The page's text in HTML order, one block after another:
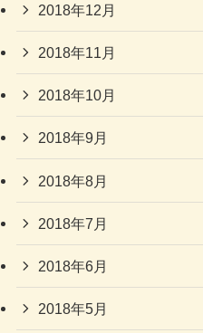
2018年12月
2018年11月
2018年10月
2018年9月
2018年8月
2018年7月
2018年6月
2018年5月